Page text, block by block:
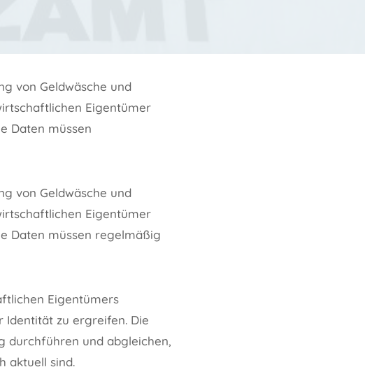
von Geldwäsche und
Eigentümer
Daten müssen
von Geldwäsche und
Eigentümer
Daten müssen regelmäßig
Eigentümers
Identität zu ergreifen. Die
durchführen und abgleichen,
aktuell sind.